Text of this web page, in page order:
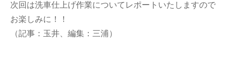
次回は洗車仕上げ作業についてレポートいたしますので
お楽しみに！！
（記事：玉井、編集：三浦）